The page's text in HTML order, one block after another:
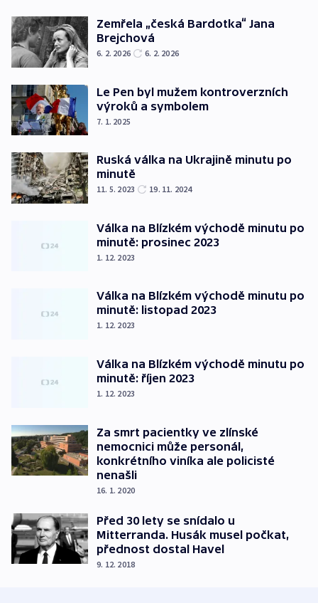
Zemřela „česká Bardotka“ Jana
Brejchová
6. 2. 2026 6. 2. 2026
Le Pen byl mužem kontroverzních
výroků a symbolem
7. 1. 2025
Ruská válka na Ukrajině minutu po
minutě
11. 5. 2023 19. 11. 2024
Válka na Blízkém východě minutu po
minutě: prosinec 2023
1. 12. 2023
Válka na Blízkém východě minutu po
minutě: listopad 2023
1. 12. 2023
Válka na Blízkém východě minutu po
minutě: říjen 2023
1. 12. 2023
Za smrt pacientky ve zlínské
nemocnici může personál,
konkrétního viníka ale policisté
nenašli
16. 1. 2020
Před 30 lety se snídalo u
Mitterranda. Husák musel počkat,
přednost dostal Havel
9. 12. 2018